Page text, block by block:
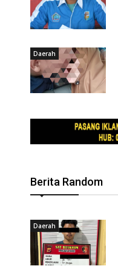
Daerah
Berita Random
Daerah